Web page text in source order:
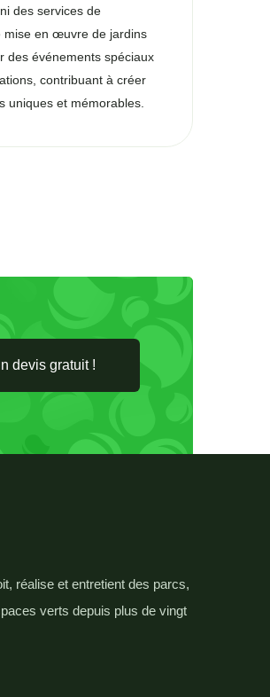
des services de
mise en œuvre de jardins
des événements spéciaux
contribuant à créer
uniques et mémorables.
devis gratuit !
réalise et entretient des parcs,
verts depuis plus de vingt